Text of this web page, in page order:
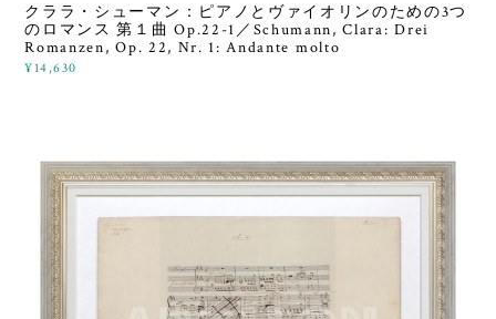
クララ・シューマン：ピアノとヴァイオリンのための3つ
のロマンス 第１曲 Op.22-1／Schumann, Clara: Drei
Romanzen, Op. 22, Nr. 1: Andante molto
¥14,630